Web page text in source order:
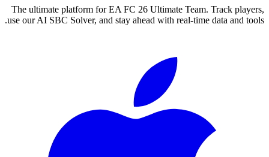
The ultimate platform for EA FC 26 Ultimate Team. Track players,
use our AI SBC Solver, and stay ahead with real-time data and tools.